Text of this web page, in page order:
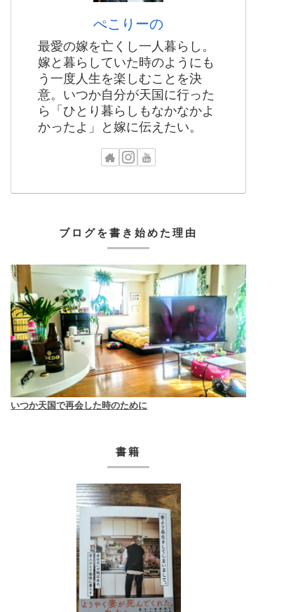
ぺこりーの
最愛の嫁を亡くし一人暮らし。
嫁と暮らしていた時のようにも
う一度人生を楽しむことを決
意。いつか自分が天国に行った
ら「ひとり暮らしもなかなかよ
かったよ」と嫁に伝えたい。
ブログを書き始めた理由
いつか天国で再会した時のために
書籍